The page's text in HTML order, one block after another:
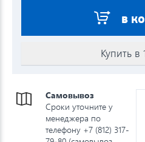
В
Купить в
Самовывоз
Сроки уточните у
менеджера по
телефону +7 (812) 317-